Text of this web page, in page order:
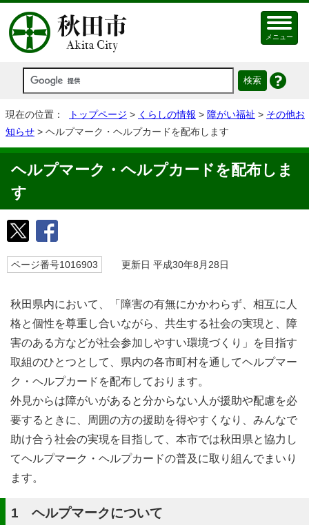
メニュー
現在の位置： トップページ > くらしの情報 > 障がい福祉 > その他お
知らせ > ヘルプマーク・ヘルプカードを配布します
ヘルプマーク・ヘルプカードを配布しま
す
ページ番号1016903 更新日 平成30年8月28日
秋田県内において、「障害の有無にかかわらず、相互に人
格と個性を尊重し合いながら、共生する社会の実現と、障
害のある方などが社会参加しやすい環境づくり」を目指す
取組のひとつとして、県内の各市町村を通してヘルプマー
ク・ヘルプカードを配布しております。
外見からは障がいがあると分からない人が援助や配慮を必
要するときに、周囲の方の援助を得やすくなり、みんなで
助け合う社会の実現を目指して、本市では秋田県と協力し
てヘルプマーク・ヘルプカードの普及に取り組んでまいり
ます。
1 ヘルプマークについて